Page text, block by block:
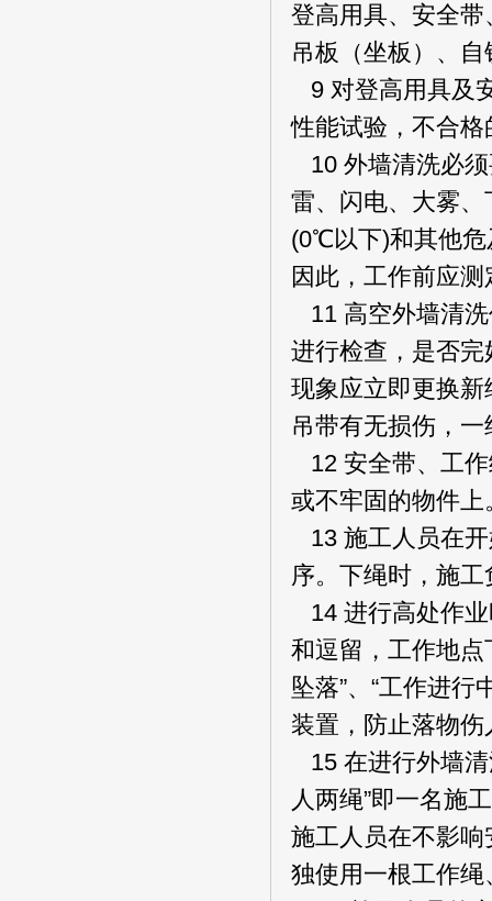
登高用具、安全
吊板（坐板）、
9 对登高用具及
性能试验，不合
10 外墙清洗必
雷、闪电、大雾
(0℃以下)和其他危
因此，工作前应
11 高空外墙清
进行检查，是否
现象应立即更换
吊带有无损伤，
12 安全带、工
或不牢固的物件上
13 施工人员在
序。下绳时，施
14 进行高处作
和逗留，工作地点
坠落”、“工作进
装置，防止落物伤
15 在进行外墙
人两绳”即一名施
施工人员在不影响
独使用一根工作